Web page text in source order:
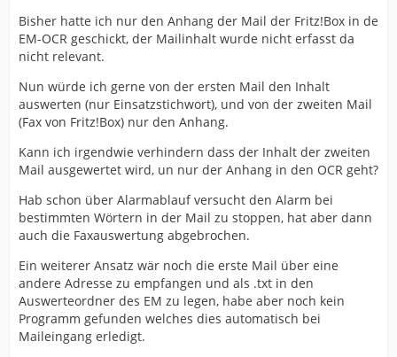
Bisher hatte ich nur den Anhang der Mail der Fritz!Box in de
EM-OCR geschickt, der Mailinhalt wurde nicht erfasst da
nicht relevant.
Nun würde ich gerne von der ersten Mail den Inhalt
auswerten (nur Einsatzstichwort), und von der zweiten Mail
(Fax von Fritz!Box) nur den Anhang.
Kann ich irgendwie verhindern dass der Inhalt der zweiten
Mail ausgewertet wird, un nur der Anhang in den OCR geht?
Hab schon über Alarmablauf versucht den Alarm bei
bestimmten Wörtern in der Mail zu stoppen, hat aber dann
auch die Faxauswertung abgebrochen.
Ein weiterer Ansatz wär noch die erste Mail über eine
andere Adresse zu empfangen und als .txt in den
Auswerteordner des EM zu legen, habe aber noch kein
Programm gefunden welches dies automatisch bei
Maileingang erledigt.